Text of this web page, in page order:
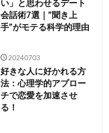
い」と思わせるデート
会話術7選｜”聞き上
手”がモテる科学的理由
20240703
好きな人に好かれる方
法：心理学的アプロー
チで恋愛を加速させ
る！